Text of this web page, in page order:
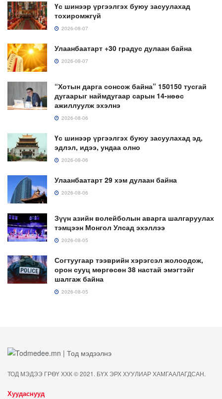
Үс шинээр үргээлгэх буюу засуулахад
тохиромжгүй
2026-08-07
Улаанбаатарт +30 градус дулаан байна
2026-08-07
“Хотын дарга сонсож байна” 150150 тусгай
дугаарыг наймдугаар сарын 14-нөөс
ажиллуулж эхэлнэ
2026-08-06
Үс шинээр үргээлгэх буюу засуулахад эд,
эдлэл, идээ, ундаа олно
2026-08-06
Улаанбаатарт 29 хэм дулаан байна
2026-08-06
Зүүн азийн волейболын аварга шалгаруулах
тэмцээн Монгол Улсад эхэллээ
2026-08-05
Согтуугаар тээврийн хэрэгсэл жолоодож,
орон сууц мөргөсөн 38 настай эмэгтэйг
шалгаж байна
2026-08-05
ТОД МЭДЭЭ ГРӨҮ ХХК © 2021. БҮХ ЭРХ ХУУЛИАР ХАМГААЛАГДСАН.
Хуудаснууд